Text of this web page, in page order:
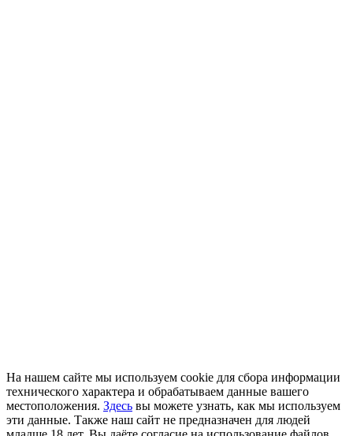
На нашем сайте мы используем cookie для сбора информации
технического характера и обрабатываем данные вашего
местоположения. Здесь вы можете узнать, как мы используем
эти данные. Также наш сайт не предназначен для людей